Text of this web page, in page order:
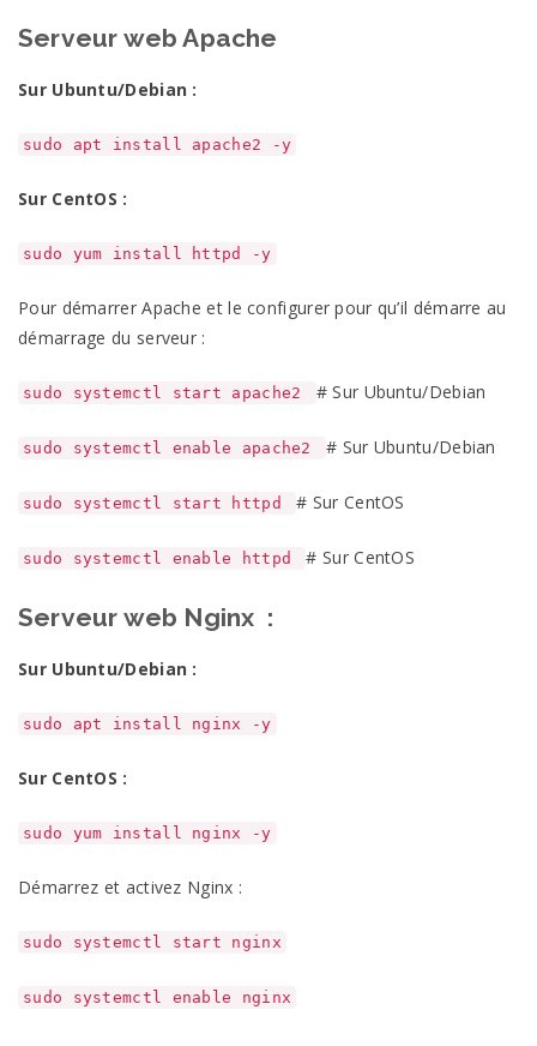
Serveur web Apache
Sur Ubuntu/Debian :
sudo apt install apache2 -y
Sur CentOS :
sudo yum install httpd -y
Pour démarrer Apache et le configurer pour qu’il démarre au
démarrage du serveur :
sudo systemctl start apache2 # Sur Ubuntu/Debian
sudo systemctl enable apache2 # Sur Ubuntu/Debian
sudo systemctl start httpd # Sur CentOS
sudo systemctl enable httpd # Sur CentOS
Serveur web Nginx :
Sur Ubuntu/Debian :
sudo apt install nginx -y
Sur CentOS :
sudo yum install nginx -y
Démarrez et activez Nginx :
sudo systemctl start nginx
sudo systemctl enable nginx